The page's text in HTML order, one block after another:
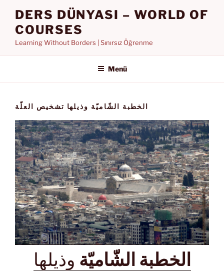
DERS DÜNYASI – WORLD OF
COURSES
Learning Without Borders | Sınırsız Öğrenme
Menü
الخطبة الشّاميّة وذيلها تشخيص العلّة
الخطبة الشّاميّة وذيلها